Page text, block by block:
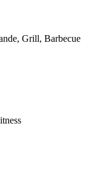
Grill, Barbecue